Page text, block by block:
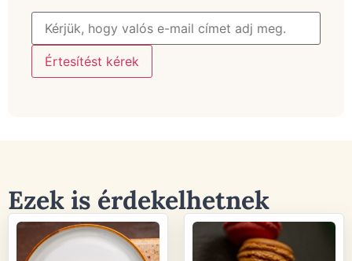
Értesítést kérek
Ezek is érdekelhetnek